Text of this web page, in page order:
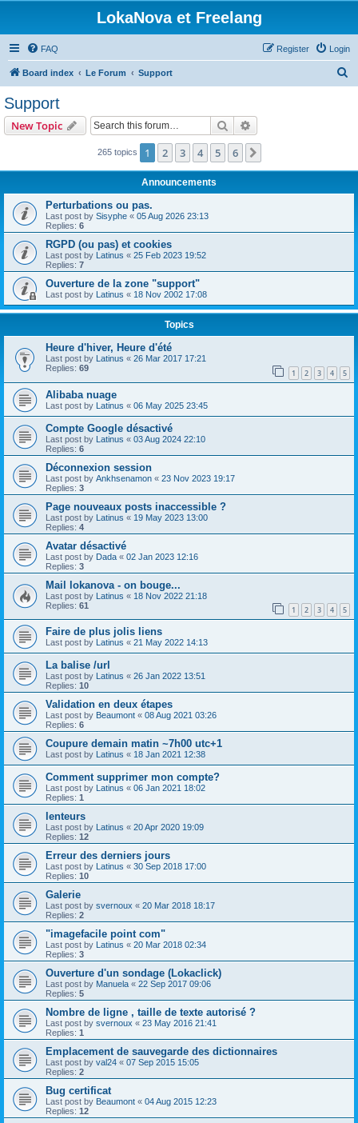
LokaNova et Freelang
FAQ Login
Register
Board index Le Forum Support
Support
New Topic Search
265 topics 1 2 3 4 5 6
Announcements
Perturbations ou pas.
Last post by Sisyphe « 05 Aug 2026 23:13
Replies: 6
RGPD (ou pas) et cookies
Last post by Latinus « 25 Feb 2023 19:52
Replies: 7
Ouverture de la zone "support"
Last post by Latinus « 18 Nov 2002 17:08
Topics
Heure d'hiver, Heure d'été
Last post by Latinus « 26 Mar 2017 17:21
Replies: 69 1 2 3 4 5
Alibaba nuage
Last post by Latinus « 06 May 2025 23:45
Compte Google désactivé
Last post by Latinus « 03 Aug 2024 22:10
Replies: 6
Déconnexion session
Last post by Ankhsenamon « 23 Nov 2023 19:17
Replies: 3
Page nouveaux posts inaccessible ?
Last post by Latinus « 19 May 2023 13:00
Replies: 4
Avatar désactivé
Last post by Dada « 02 Jan 2023 12:16
Replies: 3
Mail lokanova - on bouge...
Last post by Latinus « 18 Nov 2022 21:18
Replies: 61 1 2 3 4 5
Faire de plus jolis liens
Last post by Latinus « 21 May 2022 14:13
La balise /url
Last post by Latinus « 26 Jan 2022 13:51
Replies: 10
Validation en deux étapes
Last post by Beaumont « 08 Aug 2021 03:26
Replies: 6
Coupure demain matin ~7h00 utc+1
Last post by Latinus « 18 Jan 2021 12:38
Comment supprimer mon compte?
Last post by Latinus « 06 Jan 2021 18:02
Replies: 1
lenteurs
Last post by Latinus « 20 Apr 2020 19:09
Replies: 12
Erreur des derniers jours
Last post by Latinus « 30 Sep 2018 17:00
Replies: 10
Galerie
Last post by svernoux « 20 Mar 2018 18:17
Replies: 2
"imagefacile point com"
Last post by Latinus « 20 Mar 2018 02:34
Replies: 3
Ouverture d'un sondage (Lokaclick)
Last post by Manuela « 22 Sep 2017 09:06
Replies: 5
Nombre de ligne , taille de texte autorisé ?
Last post by svernoux « 23 May 2016 21:41
Replies: 1
Emplacement de sauvegarde des dictionnaires
Last post by val24 « 07 Sep 2015 15:05
Replies: 2
Bug certificat
Last post by Beaumont « 04 Aug 2015 12:23
Replies: 12